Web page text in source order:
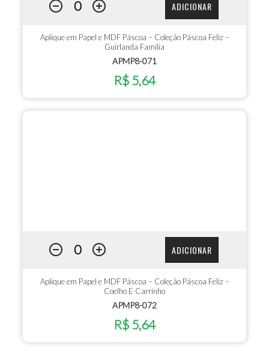
ADICIONAR
Aplique em Papel e MDF Páscoa – Coleção Páscoa Feliz –
Guirlanda Família
APMP8-071
R$ 5,64
ADICIONAR
Aplique em Papel e MDF Páscoa – Coleção Páscoa Feliz –
Coelho E Carrinho
APMP8-072
R$ 5,64